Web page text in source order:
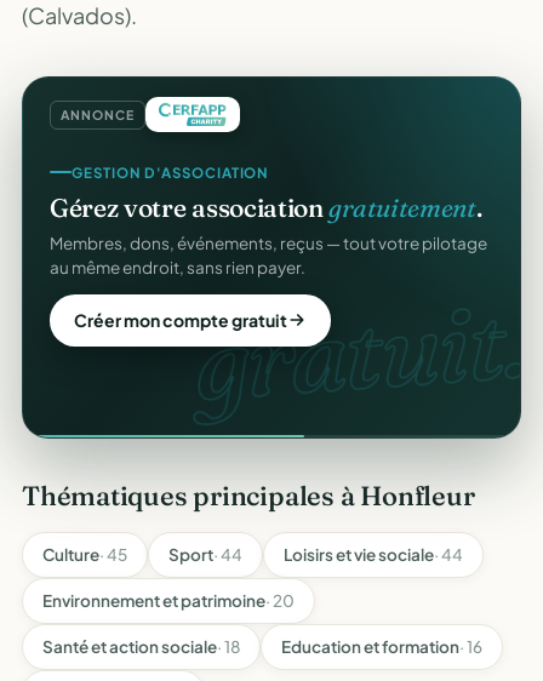
(Calvados).
ANNONCE
gratuit.
GESTION D'ASSOCIATION
Gérez votre associationgratuitement.
Membres, dons, événements, reçus — tout votre pilotage
au même endroit, sans rien payer.
Créer mon compte gratuit
Thématiques principales à Honfleur
Culture· 45 Sport· 44 Loisirs et vie sociale· 44
Environnement et patrimoine· 20
Santé et action sociale· 18 Education et formation· 16